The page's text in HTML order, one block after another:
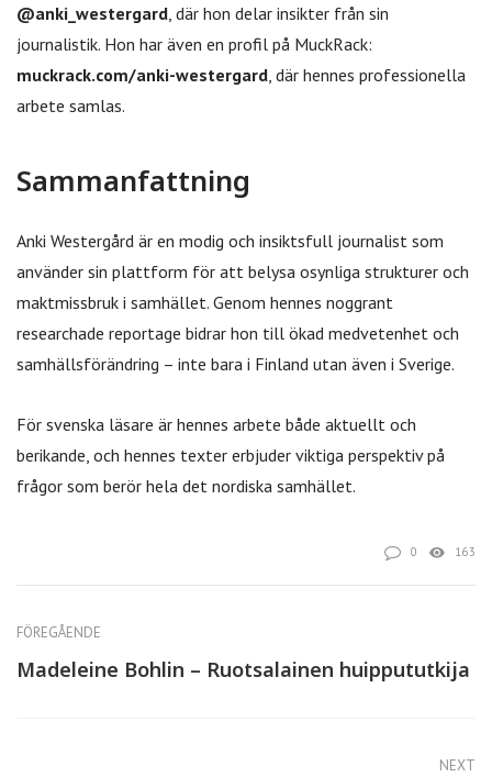
@anki_westergard , där hon delar insikter från sin
journalistik. Hon har även en profil på MuckRack:
muckrack.com/anki-westergard , där hennes professionella
arbete samlas.
Sammanfattning
Anki Westergård är en modig och insiktsfull journalist som
använder sin plattform för att belysa osynliga strukturer och
maktmissbruk i samhället. Genom hennes noggrant
researchade reportage bidrar hon till ökad medvetenhet och
samhällsförändring – inte bara i Finland utan även i Sverige.
För svenska läsare är hennes arbete både aktuellt och
berikande, och hennes texter erbjuder viktiga perspektiv på
frågor som berör hela det nordiska samhället.
0 163
FÖREGÅENDE
Madeleine Bohlin – Ruotsalainen huippututkija
NEXT